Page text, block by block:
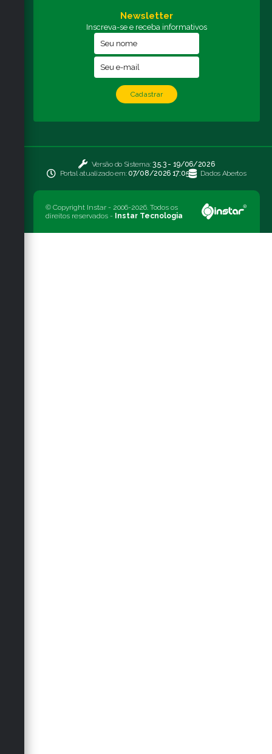
Newsletter
Inscreva-se e receba informativos
Cadastrar
Versão do Sistema:3.5.3 - 19/06/2026
Portal atualizado em: 07/08/2026 17:05 Dados Abertos
© Copyright Instar - 2006-2026. Todos os
direitos reservados - Instar Tecnologia